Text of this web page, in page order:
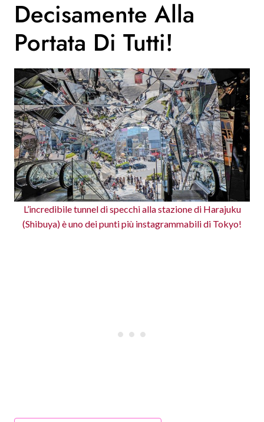
Decisamente Alla
Portata Di Tutti!
L’incredibile tunnel di specchi alla stazione di Harajuku
(Shibuya) è uno dei punti più instagrammabili di Tokyo!